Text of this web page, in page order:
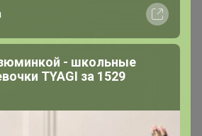
*** ПАЛЬТО ***- школьные
TYAGI за 1529